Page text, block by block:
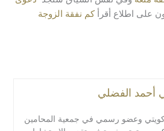
على اطلاع أقرأكم نفقة الزوجة
أحمد الفضلي
وعضو رسمي في جمعية المحامين